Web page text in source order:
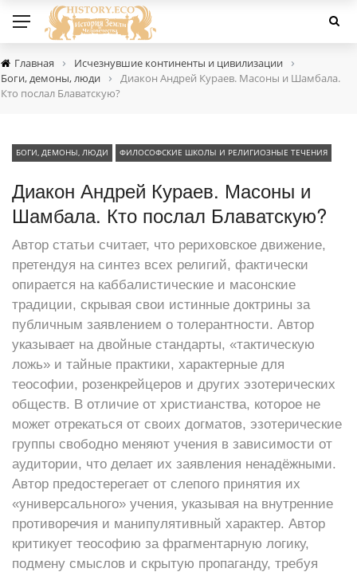
Главная › Исчезнувшие континенты и цивилизации ›
Боги, демоны, люди ›
Диакон Андрей Кураев. Масоны и Шамбала.
Кто послал Блаватскую?
БОГИ, ДЕМОНЫ, ЛЮДИ ФИЛОСОФСКИЕ ШКОЛЫ И РЕЛИГИОЗНЫЕ ТЕЧЕНИЯ
Диакон Андрей Кураев. Масоны и
Шамбала. Кто послал Блаватскую?
Автор статьи считает, что рериховское движение,
претендуя на синтез всех религий, фактически
опирается на каббалистические и масонские
традиции, скрывая свои истинные доктрины за
публичным заявлением о толерантности. Автор
указывает на двойные стандарты, «тактическую
ложь» и тайные практики, характерные для
теософии, розенкрейцеров и других эзотерических
обществ. В отличие от христианства, которое не
может отрекаться от своих догматов, эзотерические
группы свободно меняют учения в зависимости от
аудитории, что делает их заявления ненадёжными.
Автор предостерегает от слепого принятия их
«универсального» учения, указывая на внутренние
противоречия и манипулятивный характер. Автор
критикует теософию за фрагментарную логику,
подмену смыслов и скрытую пропаганду, требуя